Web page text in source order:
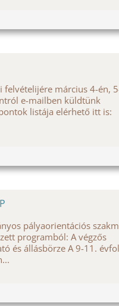
felvételijére március 4-én,
e-mailben küldtünk
listája elérhető itt is:
pályaorientációs
programból: A végzős
és állásbörze A 9-11.